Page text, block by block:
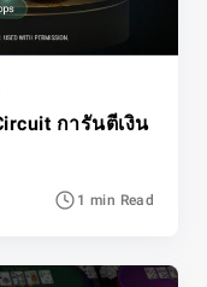
การันตีเงิน
1 min Read